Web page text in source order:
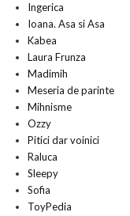
Ingerica
Ioana. Asa si Asa
Kabea
Laura Frunza
Madimih
Meseria de parinte
Mihnisme
Ozzy
Pitici dar voinici
Raluca
Sleepy
Sofia
ToyPedia